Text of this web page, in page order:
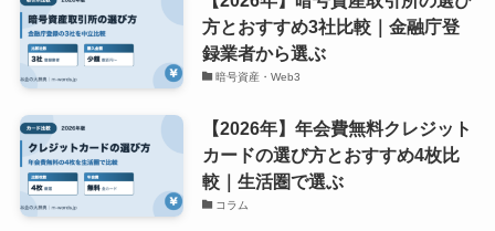
方とおすすめ3社比較｜金融庁登
録業者から選ぶ
暗号資産・Web3
【2026年】年会費無料クレジット
カードの選び方とおすすめ4枚比
較｜生活圏で選ぶ
コラム